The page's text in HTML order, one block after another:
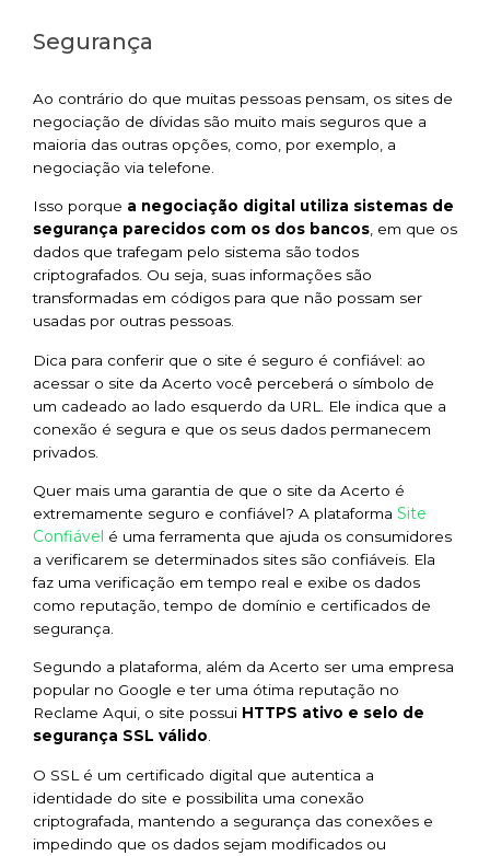
Segurança
Ao contrário do que muitas pessoas pensam, os sites de
negociação de dívidas são muito mais seguros que a
maioria das outras opções, como, por exemplo, a
negociação via telefone.
Isso porque a negociação digital utiliza sistemas de
segurança parecidos com os dos bancos , em que os
dados que trafegam pelo sistema são todos
criptografados. Ou seja, suas informações são
transformadas em códigos para que não possam ser
usadas por outras pessoas.
Dica para conferir que o site é seguro é confiável: ao
acessar o site da Acerto você perceberá o símbolo de
um cadeado ao lado esquerdo da URL. Ele indica que a
conexão é segura e que os seus dados permanecem
privados.
Quer mais uma garantia de que o site da Acerto é
extremamente seguro e confiável? A plataforma Site
Confiável é uma ferramenta que ajuda os consumidores
a verificarem se determinados sites são confiáveis. Ela
faz uma verificação em tempo real e exibe os dados
como reputação, tempo de domínio e certificados de
segurança.
Segundo a plataforma, além da Acerto ser uma empresa
popular no Google e ter uma ótima reputação no
Reclame Aqui, o site possui HTTPS ativo e selo de
segurança SSL válido.
O SSL é um certificado digital que autentica a
identidade do site e possibilita uma conexão
criptografada, mantendo a segurança das conexões e
impedindo que os dados sejam modificados ou